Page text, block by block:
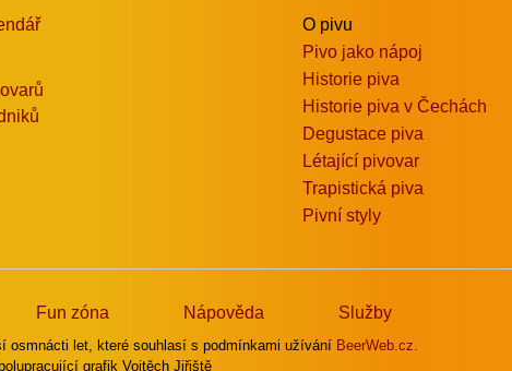
O pivu
Pivo jako nápoj
Historie piva
Historie piva v Čechách
Degustace piva
Létající pivovar
Trapistická piva
Pivní styly
Fun zóna Nápověda Služby
osmnácti let, které souhlasí s podmínkami užívání BeerWeb.cz.
grafik Vojtěch Jiřiště